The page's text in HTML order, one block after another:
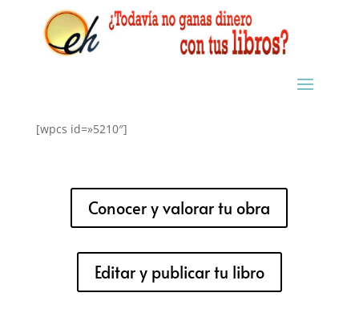
[wpcs id=»5210″]
Conocer y valorar tu obra
Editar y publicar tu libro